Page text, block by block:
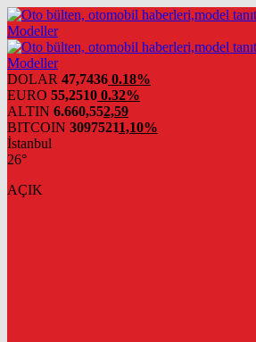
DOLAR 47,7436 0.18%
EURO 55,2510 0.32%
ALTIN 6.660,552,59
BITCOIN 30975211,10%
İstanbul
26°
AÇIK